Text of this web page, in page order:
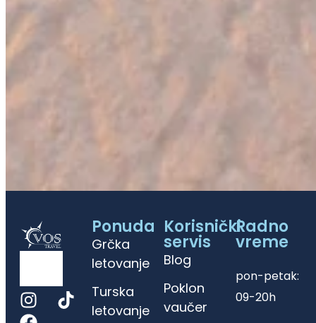
Ponuda
Grčka
letovanje
Turska
letovanje
Korisnički
servis
Blog
Poklon
vaučer
Radno
vreme
pon-petak:
09-20h